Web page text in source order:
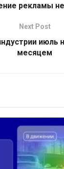
рекламы
Next Post
июль
месяцем